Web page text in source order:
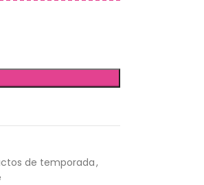
de temporada,